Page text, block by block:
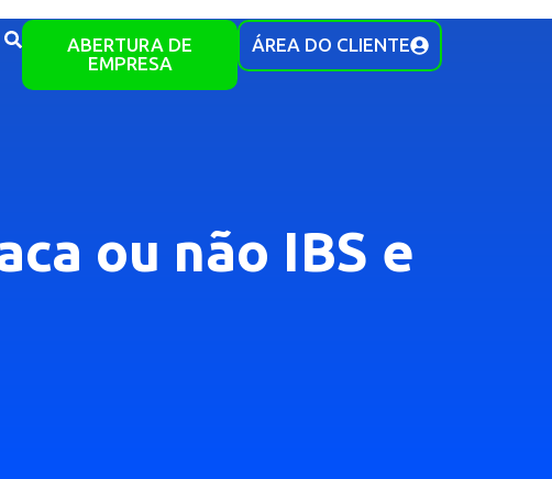
ABERTURA DE
EMPRESA
ÁREA DO CLIENTE
ou não IBS e